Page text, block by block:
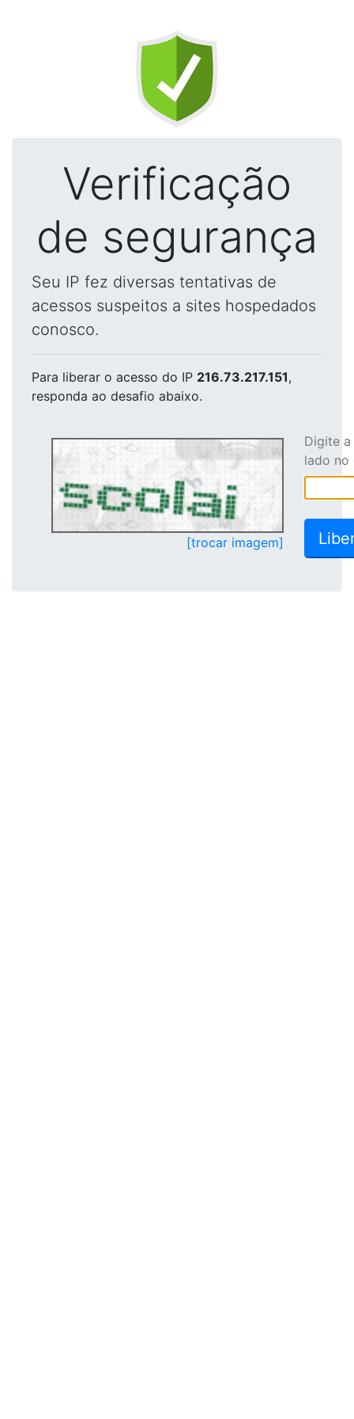
Verificação
de segurança
Seu IP fez diversas tentativas de
acessos suspeitos a sites hospedados
conosco.
Para liberar o acesso do IP 216.73.217.151,
responda ao desafio abaixo.
[trocar imagem]
Digite
lado no